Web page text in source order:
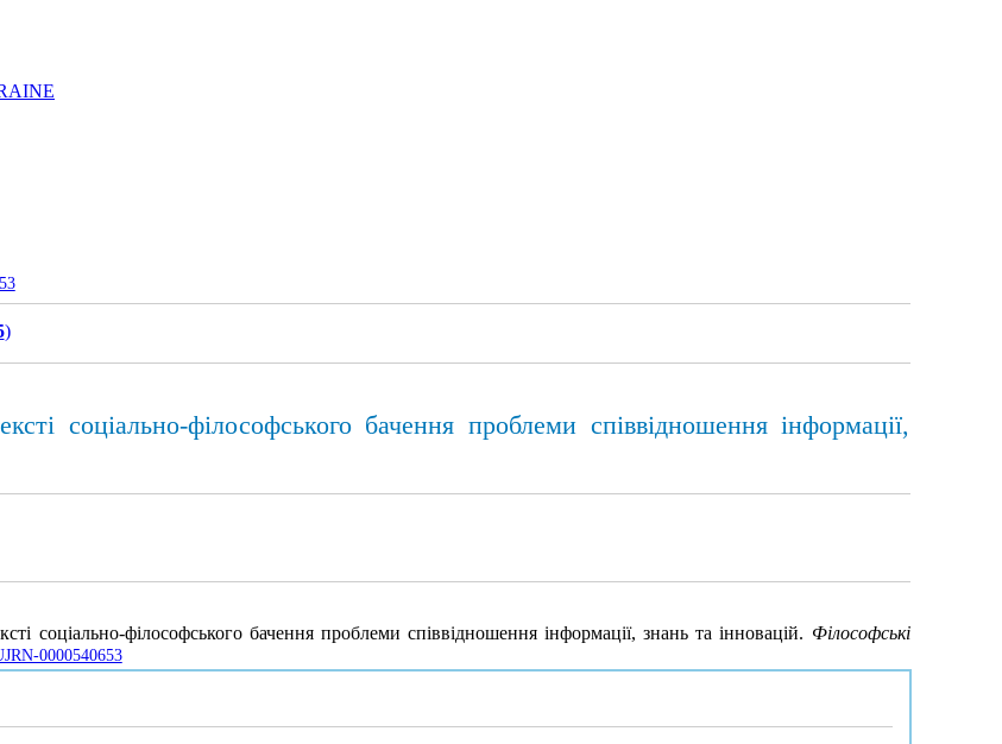
)
соціально-філософського бачення проблеми співвідношення інформації,
соціально-філософського бачення проблеми співвідношення інформації, знань та інновацій. Філософські
0000540653